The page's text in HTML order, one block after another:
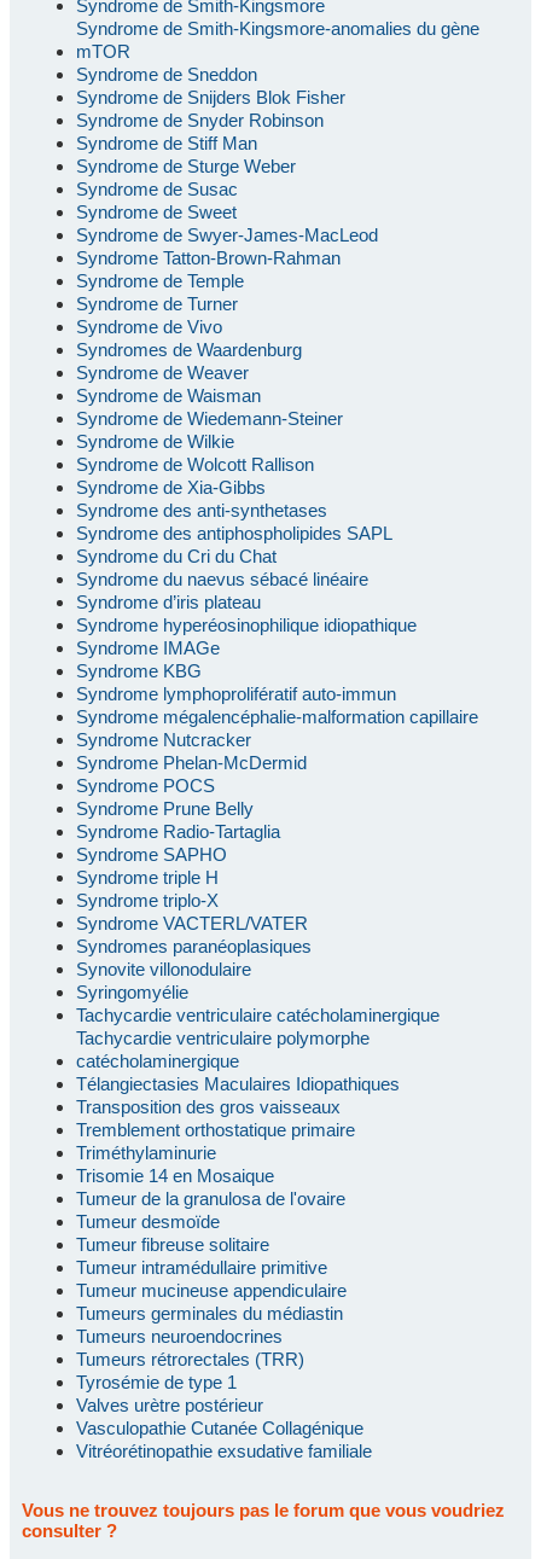
Syndrome de Smith-Kingsmore
Syndrome de Smith-Kingsmore-anomalies du gène
mTOR
Syndrome de Sneddon
Syndrome de Snijders Blok Fisher
Syndrome de Snyder Robinson
Syndrome de Stiff Man
Syndrome de Sturge Weber
Syndrome de Susac
Syndrome de Sweet
Syndrome de Swyer-James-MacLeod
Syndrome Tatton-Brown-Rahman
Syndrome de Temple
Syndrome de Turner
Syndrome de Vivo
Syndromes de Waardenburg
Syndrome de Weaver
Syndrome de Waisman
Syndrome de Wiedemann-Steiner
Syndrome de Wilkie
Syndrome de Wolcott Rallison
Syndrome de Xia-Gibbs
Syndrome des anti-synthetases
Syndrome des antiphospholipides SAPL
Syndrome du Cri du Chat
Syndrome du naevus sébacé linéaire
Syndrome d’iris plateau
Syndrome hyperéosinophilique idiopathique
Syndrome IMAGe
Syndrome KBG
Syndrome lymphoprolifératif auto-immun
Syndrome mégalencéphalie-malformation capillaire
Syndrome Nutcracker
Syndrome Phelan-McDermid
Syndrome POCS
Syndrome Prune Belly
Syndrome Radio-Tartaglia
Syndrome SAPHO
Syndrome triple H
Syndrome triplo-X
Syndrome VACTERL/VATER
Syndromes paranéoplasiques
Synovite villonodulaire
Syringomyélie
Tachycardie ventriculaire catécholaminergique
Tachycardie ventriculaire polymorphe
catécholaminergique
Télangiectasies Maculaires Idiopathiques
Transposition des gros vaisseaux
Tremblement orthostatique primaire
Triméthylaminurie
Trisomie 14 en Mosaique
Tumeur de la granulosa de l'ovaire
Tumeur desmoïde
Tumeur fibreuse solitaire
Tumeur intramédullaire primitive
Tumeur mucineuse appendiculaire
Tumeurs germinales du médiastin
Tumeurs neuroendocrines
Tumeurs rétrorectales (TRR)
Tyrosémie de type 1
Valves urètre postérieur
Vasculopathie Cutanée Collagénique
Vitréorétinopathie exsudative familiale
Vous ne trouvez toujours pas le forum que vous voudriez
consulter ?